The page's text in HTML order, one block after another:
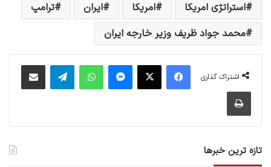
استراتژی امریکا امریکا ایران
ترامپ
محمد جواد ظریف وزیر خارجه ایران
اشتراک گذاری
فیس بوک پیام رسان واتس آپ
تازه ترین خبرها